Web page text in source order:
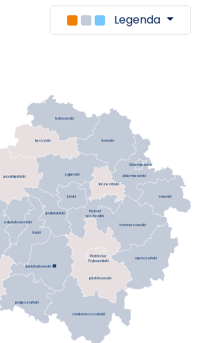
Legenda
bełchatowski 
kutnowski
łaski
łęczycki łowicki
łódzki
wschodni
opoczyński
pabianicki
pajęczański
piotrkowski
poddębicki
radomszczański
rawski
skierniewicki
tomaszowski
zduńskowolski
zgierski
brzeziński
Łódź
Piotrków
Trybunalski
Skierniewice